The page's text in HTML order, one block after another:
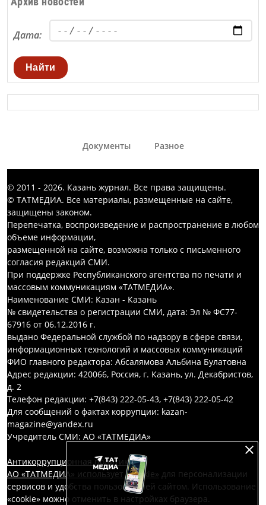
Дата:
Найти
Документы Разное
© 2011 - 2026. Казань журнал. Все права защищены.
© ТАТМЕДИА. Все материалы, размещенные на сайте,
защищены законом.
Перепечатка, воспроизведение и распространение в любом
объеме информации,
размещенной на сайте, возможна только с письменного
согласия редакций СМИ.
При поддержке Республиканского агентства по печати и
массовым коммуникациям «ТАТМЕДИА».
Наименование СМИ: Казан - Казань
№ свидетельства о регистрации СМИ, дата: Эл № ФС77-
67916 от 06.12.2016 г.
выдано Федеральной службой по надзору в сфере связи,
информационных технологий и массовых коммуникаций
ФИО главного редактора: Абсалямова Альбина Булатовна
Адрес редакции: 420066, Россия, г. Казань, ул. Декабристов,
д. 2
Телефон редакции: +7(843) 222-05-43, +7(843) 222-05-42
Для сообщений о фактах коррупции: kazan-
magazine@yandex.ru
Учредитель СМИ: АО «ТАТМЕДИА»
Антикоррупционная политика
АО «ТАТМЕДИА» использует «cookie» для персонализации
сервисов и удобства пользователей сайтом. Использование
«cookie» можно отменить в настройках браузера.